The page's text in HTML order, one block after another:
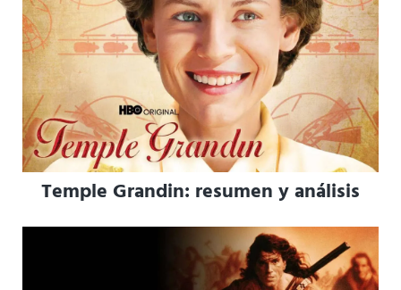
Temple Grandin: resumen y análisis